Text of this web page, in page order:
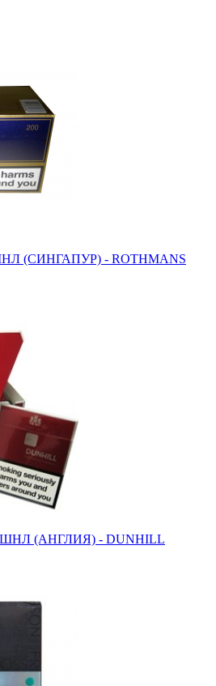
(СИНГАПУР) - ROTHMANS
(АНГЛИЯ) - DUNHILL